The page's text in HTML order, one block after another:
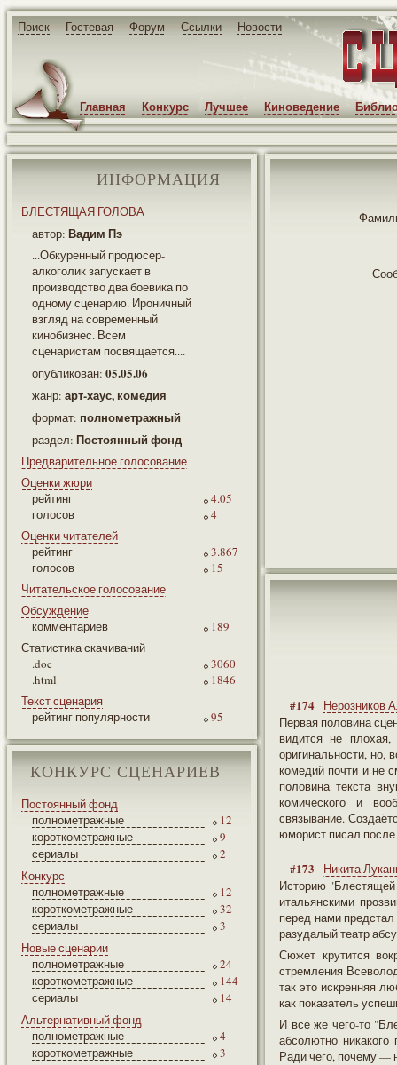
Поиск Гостевая Форум Ссылки Новости
Главная Конкурс Лучшее Киноведение
ИНФОРМАЦИЯ
БЛЕСТЯЩАЯ ГОЛОВА
автор: Вадим Пэ
...Обкуренный продюсер-
алкоголик запускает в
производство два боевика по
одному сценарию. Ироничный
взгляд на современный
кинобизнес. Всем
сценаристам посвящается....
опубликован: 05.05.06
жанр: арт-хаус, комедия
формат: полнометражный
раздел: Постоянный фонд
Предварительное голосование
Оценки жюри
рейтинг
4.05
голосов
4
Оценки читателей
рейтинг
3.867
голосов
15
Читательское голосование
Обсуждение
комментариев
189
Статистика скачиваний
.doc
3060
.html
1846
Текст сценария
рейтинг популярности
95
КОНКУРС СЦЕНАРИЕВ
Постоянный фонд
полнометражные
12
короткометражные
9
сериалы
2
Конкурс
полнометражные
12
короткометражные
32
сериалы
3
Новые сценарии
полнометражные
24
короткометражные
144
сериалы
14
Альтернативный фонд
полнометражные
4
короткометражные
3
#174
Нерозников
Первая половина
видится не
оригинальности, но,
комедий почти и не
половина текста
комического и
связывание.
юморист писал
#173
Никита
Историю "Блестящей
итальянскими
перед нами
разудалый театр
Сюжет крутится
стремления
так это искренняя
как показатель
И все же чего-то
абсолютно никакого
Ради чего, почему —